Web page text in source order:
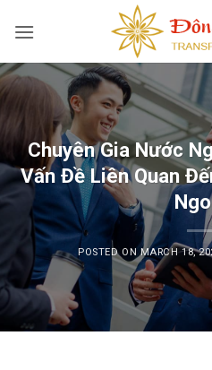
Chuyên Gia Nước
Vấn Đề Liên Quan
POSTED ON MARCH 18,